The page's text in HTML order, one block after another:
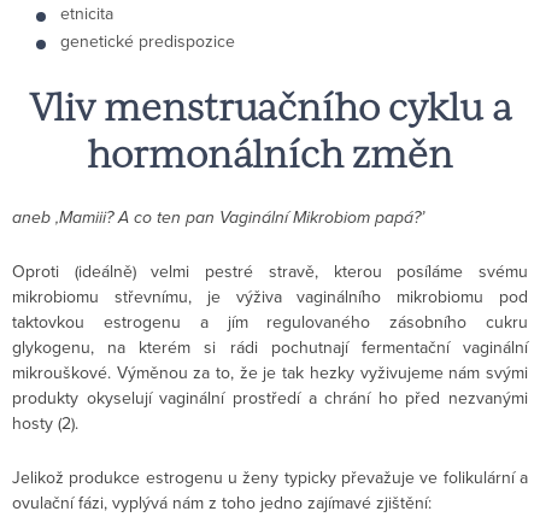
etnicita
genetické predispozice
Vliv menstruačního cyklu a
hormonálních změn
aneb ,Mamiii? A co ten pan Vaginální Mikrobiom papá?’
Oproti (ideálně) velmi pestré stravě, kterou posíláme svému
mikrobiomu střevnímu, je výživa vaginálního mikrobiomu pod
taktovkou estrogenu a jím regulovaného zásobního cukru
glykogenu, na kterém si rádi pochutnají fermentační vaginální
mikrouškové. Výměnou za to, že je tak hezky vyživujeme nám svými
produkty okyselují vaginální prostředí a chrání ho před nezvanými
hosty (2).
Jelikož produkce estrogenu u ženy typicky převažuje ve folikulární a
ovulační fázi, vyplývá nám z toho jedno zajímavé zjištění: